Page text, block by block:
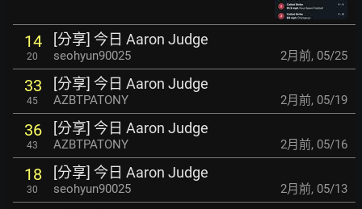
14
20
[分享] 今日 Aaron Judge
seohyun90025 2月前, 05/25
33
45
[分享] 今日 Aaron Judge
AZBTPATONY 2月前, 05/19
36
43
[分享] 今日 Aaron Judge
AZBTPATONY 2月前, 05/16
18
30
[分享] 今日 Aaron Judge
seohyun90025 2月前, 05/13